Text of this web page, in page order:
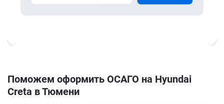
Поможем оформить ОСАГО на Hyundai
Creta в Тюмени